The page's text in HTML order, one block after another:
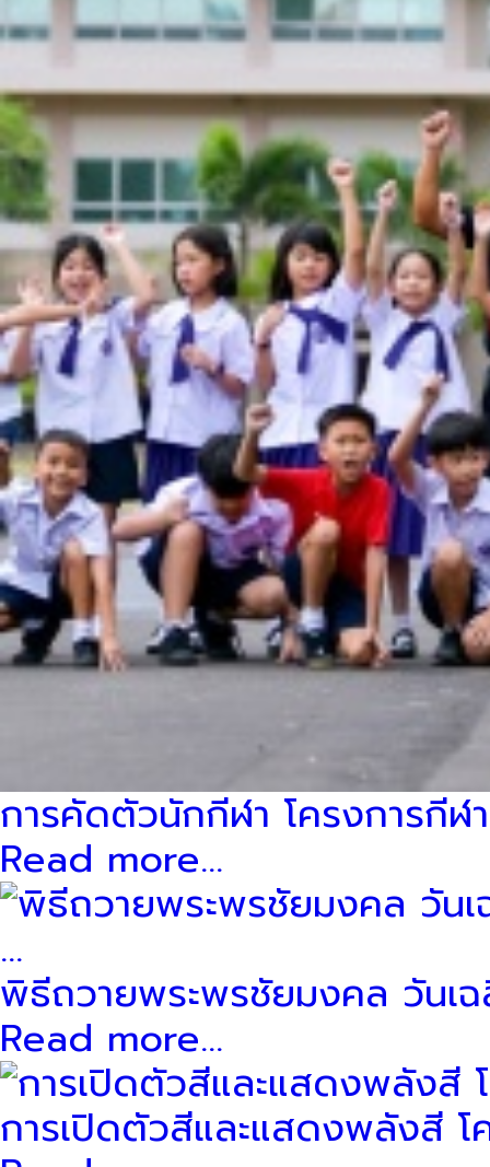
การคัดตัวนักกีฬา โครงการกี
Read more...
พิธีถวายพระพรชัยมงคล วันเ
Read more...
การเปิดตัวสีและแสดงพลังสี โ